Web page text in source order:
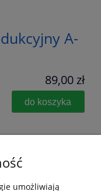
A-
89,00 zł
do koszyka
umożliwiają